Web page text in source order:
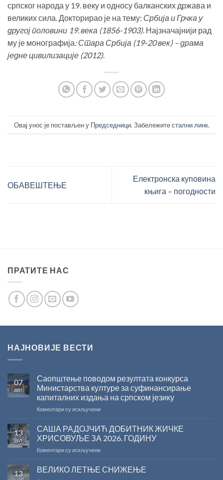
српског народа у 19. веку и односу балканских држава и
великих сила. Докторирао је на тему: Србија и Грчка у
другој половини 19. века (1856-1903). Најзначајнији рад
му је монографија: Стара Србија (19-20 век) – драма
једне цивилизације (2012).
Овај унос је постављен у Председници. Забележитестални линк.
ОБАВЕШТЕЊЕ
Електронска куповина
књига – погодности
ПРАТИТЕ НАС
НАЈНОВИЈЕ ВЕСТИ
07
авг
Саопштење поводом резултата конкурса
Министарства културе за суфинансирање
капиталних издања на српском језику
Коментари су искљученина
поводом
резултата
конкурса
Министарства
за
13
јул
САША РАДОЈЧИЋ ДОБИТНИК ЖИЧКЕ
ХРИСОВУЉЕ ЗА 2026. ГОДИНУ
Коментари су искљученина
РАДОЈЧИЋ
ДОБИТНИК
13 ВЕЛИКО ЛЕТЊЕ СНИЖЕЊЕ